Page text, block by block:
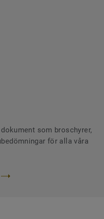
som broschyrer,
för alla våra